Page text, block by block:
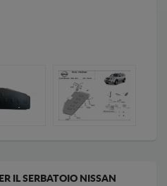
IL SERBATOIO NISSAN